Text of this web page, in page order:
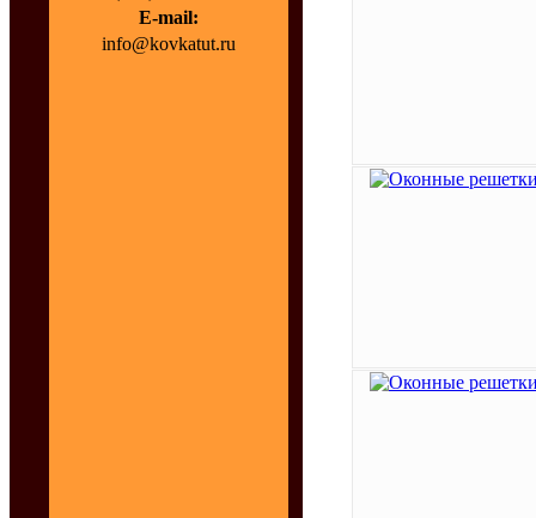
E-mail:
info@kovkatut.ru